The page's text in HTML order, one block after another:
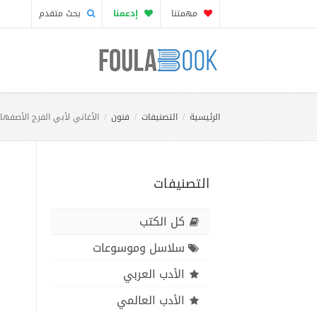
مهمتنا إدعمنا بحث متقدم
الرئيسية التصنيفات فنون الأغاني لأبي الفرج
التصنيفات
كل الكتب
سلاسل وموسوعات
الأدب العربي
الأدب العالمي